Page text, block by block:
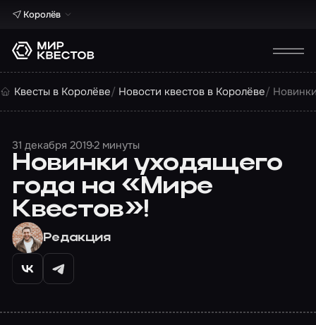
Королёв
Квесты в Королёве Новости квестов в Королёве
31 декабря 20192 минуты
Новинки уходящего
года на «Мире
Квестов»!
Редакция